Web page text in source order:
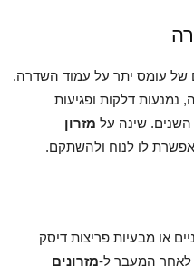
של עומס יתר על עמוד השדרה.
דלקות ופגיעות
שינה על מזרון
לו לנוח ולהשתקם.
או מבעיות פריצות דיסק
לאחר המעבר ל-מזרונים